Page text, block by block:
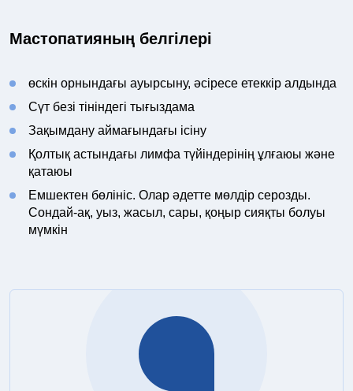
Мастопатияның белгілері
өскін орнындағы ауырсыну, әсіресе етеккір алдында
Сүт безі тініндегі тығыздама
Зақымдану аймағындағы ісіну
Қолтық астындағы лимфа түйіндерінің ұлғаюы және
қатаюы
Емшектен бөлініс. Олар әдетте мөлдір серозды.
Сондай-ақ, уыз, жасыл, сары, қоңыр сияқты болуы
мүмкін